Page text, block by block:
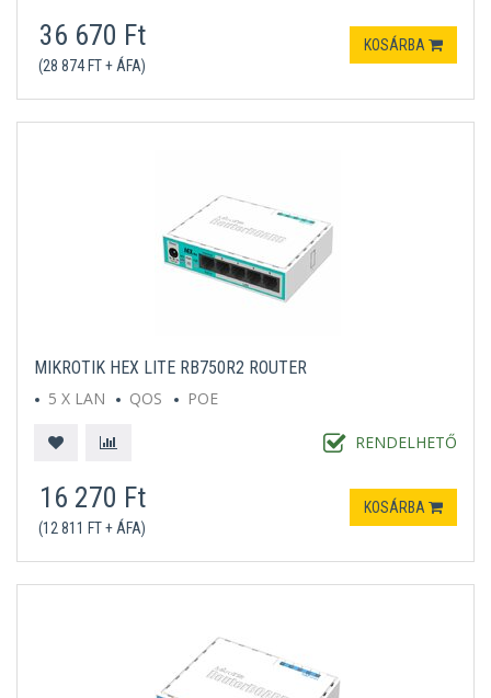
36 670 Ft
(28 874 FT + ÁFA)
KOSÁRBA
MIKROTIK HEX LITE RB750R2 ROUTER
5 X LAN
QOS POE
RENDELHETŐ
16 270 Ft
(12 811 FT + ÁFA)
KOSÁRBA